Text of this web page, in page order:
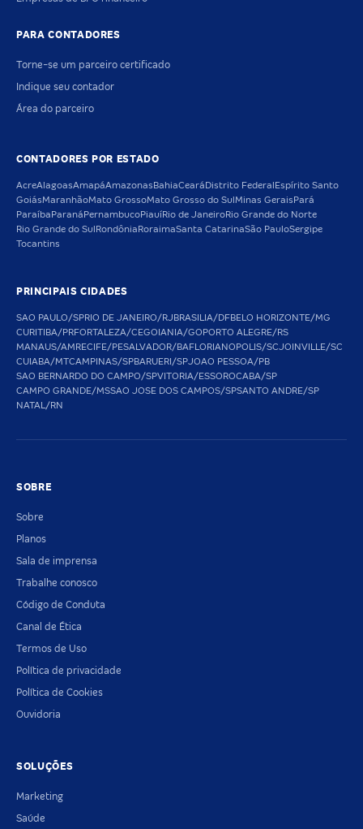
PARA CONTADORES
Torne-se um parceiro certificado
Indique seu contador
Área do parceiro
CONTADORES POR ESTADO
AcreAlagoasAmapáAmazonas BahiaCeará Distrito Federal Espírito Santo
GoiásMaranhãoMato GrossoMato Grosso do Sul Minas Gerais Pará
Paraíba Paraná PernambucoPiauíRio de JaneiroRio Grande do Norte
Rio Grande do Sul Rondônia RoraimaSanta CatarinaSão PauloSergipe
Tocantins
PRINCIPAIS CIDADES
SAO PAULO/SPRIO DE JANEIRO/RJBRASILIA/DFBELO HORIZONTE/MG
CURITIBA/PRFORTALEZA/CEGOIANIA/GOPORTO ALEGRE/RS
MANAUS/AMRECIFE/PESALVADOR/BAFLORIANOPOLIS/SCJOINVILLE/SC
CUIABA/MTCAMPINAS/SPBARUERI/SPJOAO PESSOA/PB
SAO BERNARDO DO CAMPO/SPVITORIA/ESSOROCABA/SP
CAMPO GRANDE/MSSAO JOSE DOS CAMPOS/SPSANTO ANDRE/SP
NATAL/RN
SOBRE
Sobre
Planos
Sala de imprensa
Trabalhe conosco
Código de Conduta
Canal de Ética
Termos de Uso
Política de privacidade
Política de Cookies
Ouvidoria
SOLUÇÕES
Marketing
Saúde